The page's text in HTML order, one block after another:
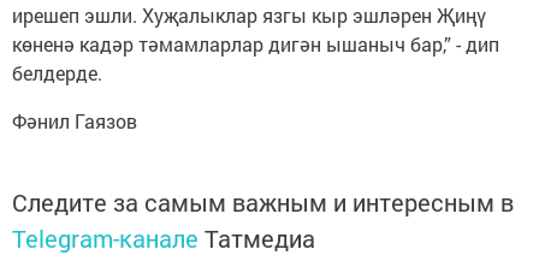
ирешеп эшли. Хуҗалыклар язгы кыр эшләрен Җиңү
көненә кадәр тәмамларлар дигән ышаныч бар,” - дип
белдерде.
Фәнил Гаязов
Следите за самым важным и интересным в
Telegram-канале Татмедиа